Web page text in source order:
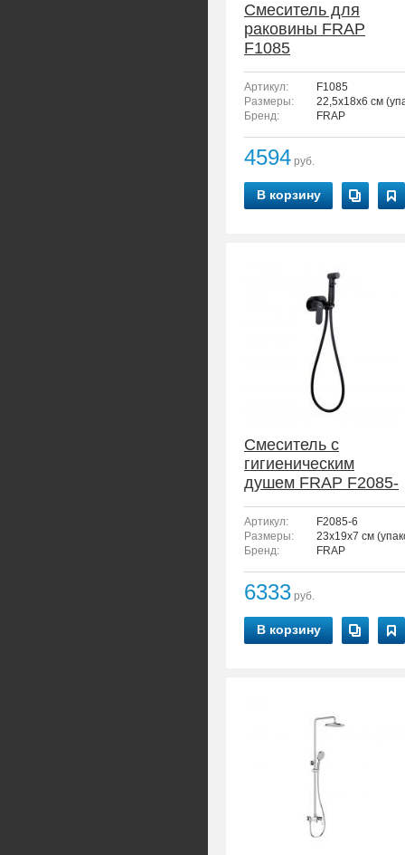
Смеситель для
раковины FRAP
F1085
Артикул:
F1085
Размеры:
22,5x18x6 см
Бренд:
FRAP
4594 руб.
В корзину
Смеситель с
гигиеническим
душем FRAP F2085-
6
Артикул:
F2085-6
Размеры:
23x19x7 см
Бренд:
FRAP
6333 руб.
В корзину